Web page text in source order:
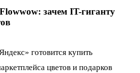
зачем IT-гиганту
готовится купить
цветов и подарков